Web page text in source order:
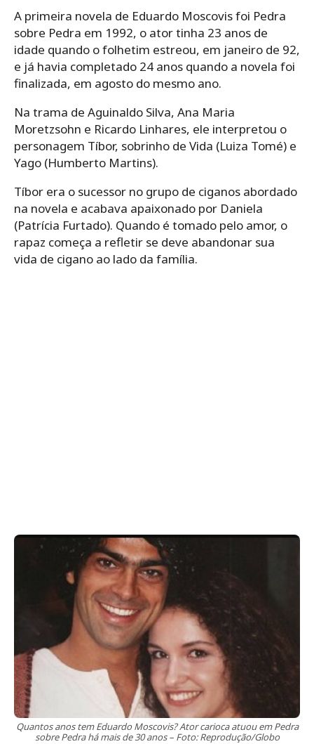
A primeira novela de Eduardo Moscovis foi Pedra
sobre Pedra em 1992, o ator tinha 23 anos de
idade quando o folhetim estreou, em janeiro de 92,
e já havia completado 24 anos quando a novela foi
finalizada, em agosto do mesmo ano.
Na trama de Aguinaldo Silva, Ana Maria
Moretzsohn e Ricardo Linhares, ele interpretou o
personagem Tíbor, sobrinho de Vida (Luiza Tomé) e
Yago (Humberto Martins).
Tíbor era o sucessor no grupo de ciganos abordado
na novela e acabava apaixonado por Daniela
(Patrícia Furtado). Quando é tomado pelo amor, o
rapaz começa a refletir se deve abandonar sua
vida de cigano ao lado da família.
Quantos anos tem Eduardo Moscovis? Ator carioca atuou em Pedra
sobre Pedra há mais de 30 anos – Foto: Reprodução/Globo